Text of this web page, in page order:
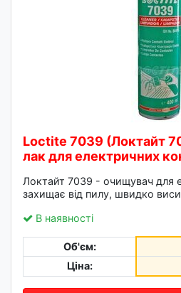
Loctite 7039 (Локтайт
лак для електричних
Локтайт 7039 - очищувач для
захищає від пилу, швидко
В наявності
Об'єм:
Ціна: